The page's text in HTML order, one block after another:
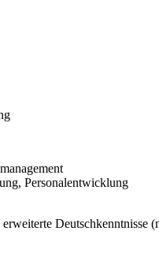
Personalentwicklung
Deutschkenntnisse